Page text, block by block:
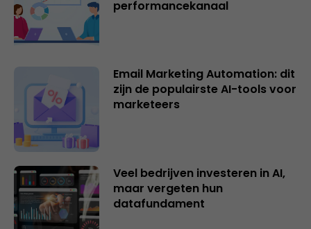
performancekanaal
Email Marketing Automation: dit
zijn de populairste AI-tools voor
marketeers
Veel bedrijven investeren in AI,
maar vergeten hun
datafundament